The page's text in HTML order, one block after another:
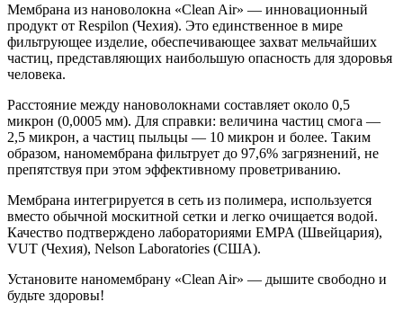
Мембрана из нановолокна «Clean Air» — инновационный
продукт от Respilon (Чехия). Это единственное в мире
фильтрующее изделие, обеспечивающее захват мельчайших
частиц, представляющих наибольшую опасность для здоровья
человека.
Расстояние между нановолокнами составляет около 0,5
микрон (0,0005 мм). Для справки: величина частиц смога —
2,5 микрон, а частиц пыльцы — 10 микрон и более. Таким
образом, наномембрана фильтрует до 97,6% загрязнений, не
препятствуя при этом эффективному проветриванию.
Мембрана интегрируется в сеть из полимера, используется
вместо обычной москитной сетки и легко очищается водой.
Качество подтверждено лабораториями EMPA (Швейцария),
VUT (Чехия), Nelson Laboratories (США).
Установите наномембрану «Clean Air» — дышите свободно и
будьте здоровы!